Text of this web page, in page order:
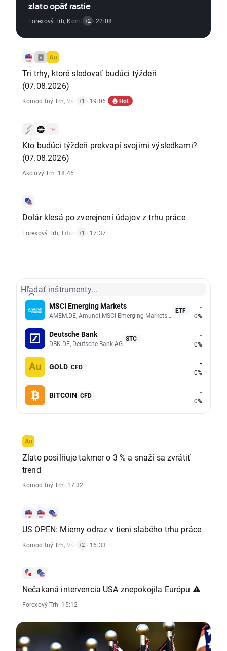
zlato opäť rastie
Forexový Trh, Komoditný Trh,Vývoj Indexov
+2 · 22:08
Tri trhy, ktoré sledovať budúci týždeň
(07.08.2026)
Komoditný Trh, Vývoj Indexov
+1 · 19:06 Hot
Kto budúci týždeň prekvapí svojimi výsledkami?
(07.08.2026)
Akciový Trh· 18:45
Dolár klesá po zverejnení údajov z trhu práce
Forexový Trh,Trhové Upozornenie
+1 · 17:37
Hľadať inštrumenty...
MSCI Emerging Markets
AMEM.DE, Amundi MSCI Emerging Markets UCITS (Acc EUR)
ETF -
0%
Deutsche Bank
DBK.DE, Deutsche Bank AG
STC -
0%
GOLD CFD -
0%
BITCOIN CFD -
0%
Zlato posilňuje takmer o 3 % a snaží sa zvrátiť
trend
Komoditný Trh· 17:32
US OPEN: Mierny odraz v tieni slabého trhu práce
Komoditný Trh, Vývoj Indexov,
+2 · 16:33
Nečakaná intervencia USA znepokojila Európu ⚠️
Forexový Trh· 15:12